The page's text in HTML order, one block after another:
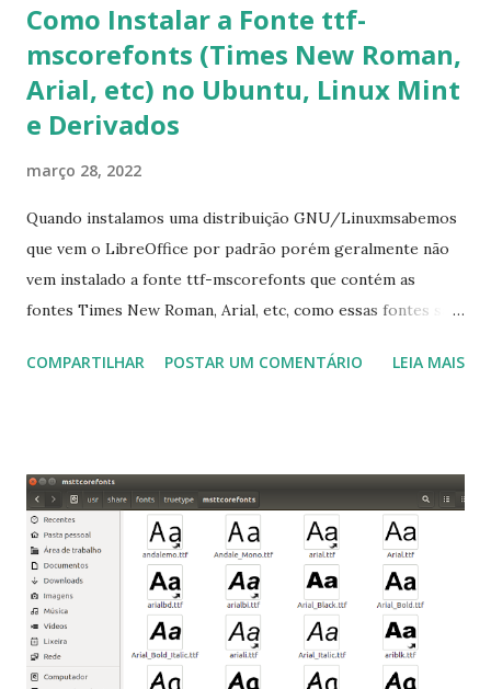
Como Instalar a Fonte ttf-
mscorefonts (Times New Roman,
Arial, etc) no Ubuntu, Linux Mint
e Derivados
março 28, 2022
Quando instalamos uma distribuição GNU/Linuxmsabemos
que vem o LibreOffice por padrão porém geralmente não
vem instalado a fonte ttf-mscorefonts que contém as
fontes Times New Roman, Arial, etc, como essas fontes são
a Associação Brasileira de Normas Técnicas (ABNT), exige
que contém essas fontes. Ao instalar o GNU/Linux abra o
terminal e execute o comando: $ sudo apt-get install ttf-
mscorefonts-installer Leia os termos de uso e avance
clicando em “Ok” Agora aceite os termos de uso clicando
em “Sim” Pronto agora abra o LibreOffice e veja se as
fontes Times New Roman, Arial estão instaladas. Caso
ocorra algum erro ou precisa reinstalar, execute: $ sudo
COMPARTILHAR POSTAR UM COMENTÁRIO LEIA MAIS